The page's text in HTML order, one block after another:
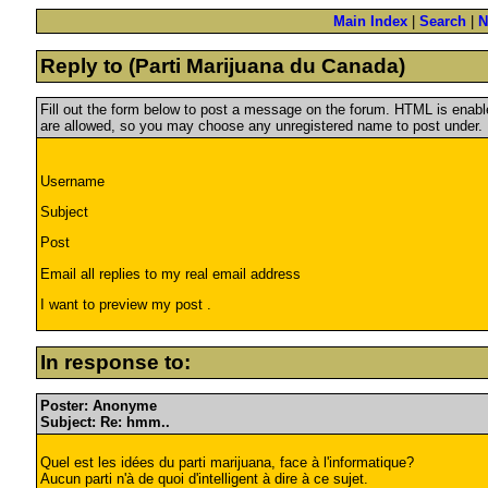
Main Index Search
Reply to (Parti Marijuana du Canada)
Fill out the form below to post a message on the forum. HTML is
are allowed, so you may choose any unregistered name to post under.
Username
Subject
Post
Email all replies to my real email address
I want to preview my post .
In response to:
Poster: Anonyme
Subject: Re: hmm..
Quel est les idées du parti marijuana, face à l'informatique?
Aucun parti n'à de quoi d'intelligent à dire à ce sujet.